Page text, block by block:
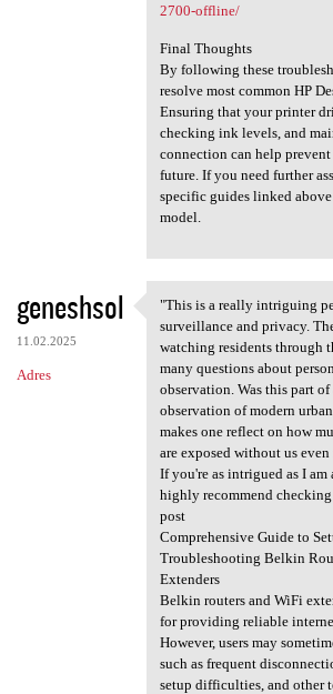
2700-offline/
Final Thoughts
By following these
resolve most common HP
Ensuring that your printer
checking ink levels, and
connection can help
future. If you need further
specific guides linked
model.
geneshsol
11.02.2025
Adres
"This is a really
"This is a really intriguing
surveillance and privacy.
watching residents through
many questions about
observation. Was this part
observation of modern
makes one reflect on how
are exposed without us
If you're as intrigued as I
highly recommend
post
Comprehensive Guide to
Troubleshooting Belkin
Extenders
Belkin routers and WiFi
for providing reliable
However, users may
such as frequent
setup difficulties, and other